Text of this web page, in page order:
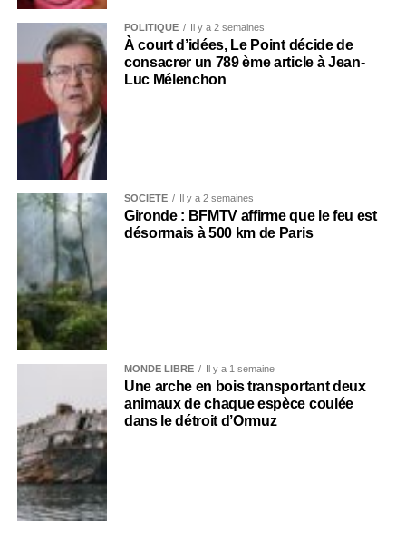
POLITIQUE Il y a 2 semaines
À court d’idées, Le Point décide de
consacrer un 789 ème article à Jean-
Luc Mélenchon
SOCIÉTÉ Il y a 2 semaines
Gironde : BFMTV affirme que le feu est
désormais à 500 km de Paris
MONDE LIBRE Il y a 1 semaine
Une arche en bois transportant deux
animaux de chaque espèce coulée
dans le détroit d’Ormuz